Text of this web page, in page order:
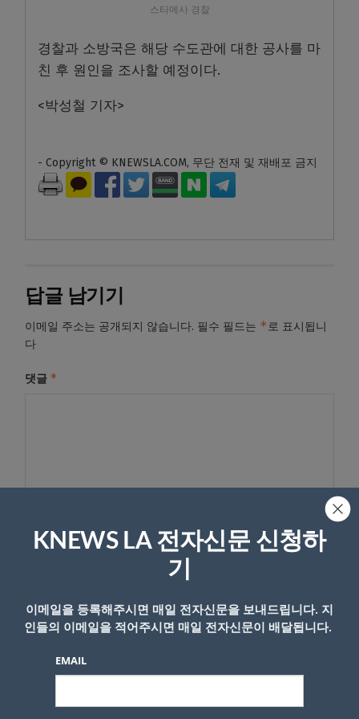
스타메사 경찰
경찰과 소방국은 해당 수도관에 대한 공사를 마
친 후 원인을 조사할 예정이다.
<박성철 기자>
- Copyright © KNEWSLA.COM, 무단 전재 및 재배포 금지
답글 남기기
이메일 주소는 공개되지 않습니다. 필수 필드는 *로 표시됩니
다
댓글 *
KNEWS LA 전자신문 신청하
기
이메일을 등록해주시면 매일 전자신문을 보내드립니다. 지
인들의 이메일을 적어주시면 매일 전자신문이 배달됩니다.
EMAIL